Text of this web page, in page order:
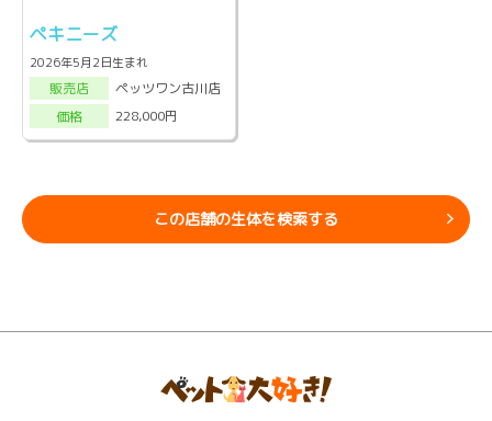
ペキニーズ
2026年5月2日生まれ
販売店
ペッツワン古川店
価格
228,000円
この店舗の生体を検索する